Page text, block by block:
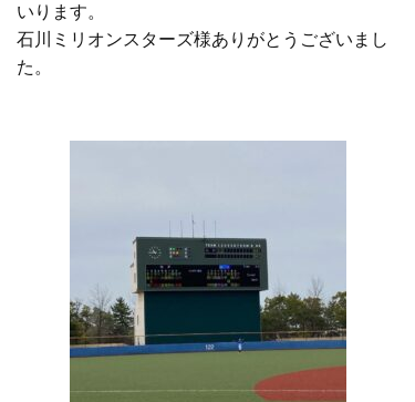
いります。
石川ミリオンスターズ様ありがとうございまし
た。